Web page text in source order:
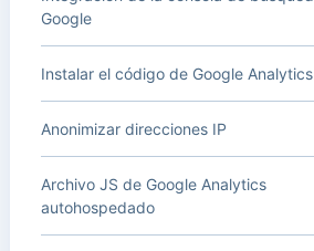
Google
Instalar el código de Google Analytics
Anonimizar direcciones IP
Archivo JS de Google Analytics
autohospedado